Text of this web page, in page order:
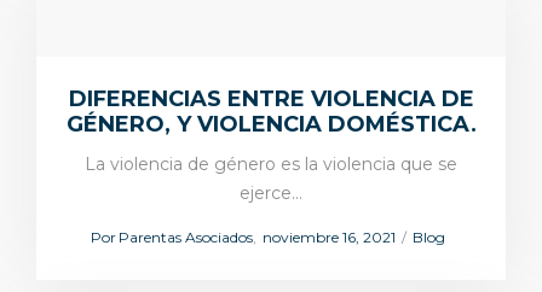
DIFERENCIAS ENTRE VIOLENCIA DE
GÉNERO, Y VIOLENCIA DOMÉSTICA.
La violencia de género es la violencia que se
ejerce…
Por Parentas Asociados noviembre 16, 2021 Blog